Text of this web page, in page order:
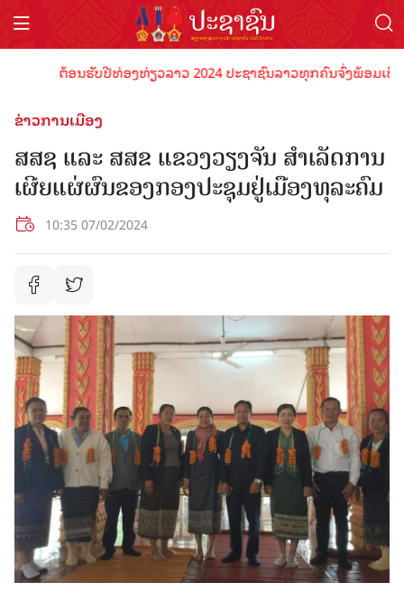
ຕ້ອນຮັບປີທ່ອງທ່ຽວລາວ 2024 ປະຊາຊົນລາວທຸກຄົນຈົ່ງພ້ອມເປັ
ຂ່າວການເມືອງ
ສສຊ ແລະ ສສຂ ແຂວງວຽງຈັນ ສໍາເລັດການ
ເຜີຍແຜ່ຜົນຂອງກອງປະຊຸມຢູ່ເມືອງທຸລະຄົມ
10:35 07/02/2024